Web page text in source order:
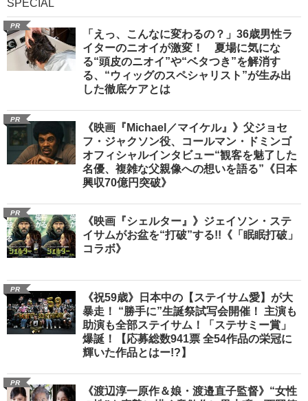
SPECIAL
PR
「えっ、こんなに変わるの？」36歳男性ラ
イターのニオイが激変！ 夏場に気にな
る“頭皮のニオイ”や“ベタつき”を解消す
る、“ウィッグのスペシャリスト”が生み出
した徹底ケアとは
PR
《映画『Michael／マイケル』》父ジョセ
フ・ジャクソン役、コールマン・ドミンゴ
オフィシャルインタビュー“観客を魅了した
名優、複雑な父親像への想いを語る”《日本
興収70億円突破》
PR
《映画『シェルター』》ジェイソン・ステ
イサムがお盆を“打破”する!!《「眠眠打破」
コラボ》
PR
《祝59歳》日本中の【ステイサム愛】が大
暴走！ “勝手に”生誕祭試写会開催！ 主演も
助演も全部ステイサム！「ステサミー賞」
爆誕！【応募総数941票 全54作品の栄冠に
輝いた作品とはー!?】
PR
《渡辺淳一原作＆娘・渡邉直子監督》“女性